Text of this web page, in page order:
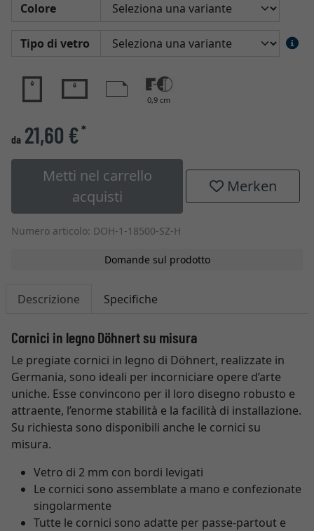
Colore
Tipo di vetro
0,9 cm
da 21,60 €*
Metti nel carrello
acquisti
Merken
Numero articolo: DOH-1-18500-SZ-H
Domande sul prodotto
Descrizione Specifiche
Cornici in legno Döhnert su misura
Le pregiate cornici in legno di Döhnert, realizzate in
Germania, sono ideali per incorniciare opere d’arte
uniche. Esse convincono per il loro disegno robusto e
attraente, l’enorme stabilità e la facilità di installazione.
Su richiesta sono disponibili anche le cornici su
misura.
Vetro di 2 mm con bordi levigati
Le cornici sono assemblate a mano e confezionate
singolarmente
Tutte le cornici sono adatte per passe-partout e